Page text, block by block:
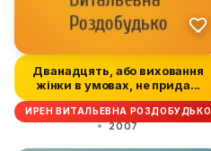
Дванадцять, або виховання
жінки в умовах, не прида...
ИРЕН ВИТАЛЬЕВНА РОЗДОБУДЬКО
2007